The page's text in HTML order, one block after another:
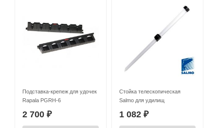
Подставка-крепеж для удочек
Rapala PGRH-6
2 700 ₽
Стойка телескопическая
Salmo для удилищ
1 082 ₽